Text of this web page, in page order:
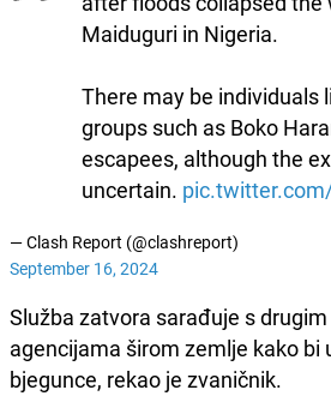
Maiduguri in Nigeria.
There may be individuals
groups such as Boko
escapees, although the
uncertain.
— Clash Report (@clashreport)
September 16, 2024
Služba zatvora sarađuje s
agencijama širom zemlje kako bi
bjegunce, rekao je zvaničnik.